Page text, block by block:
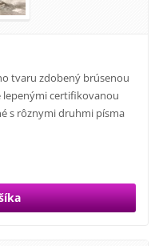
tvaru zdobený brúsenou
lepenými certifikovanou
s rôznymi druhmi písma